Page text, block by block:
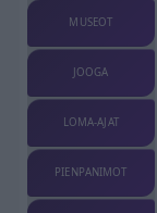
MUSEOT
JOOGA
LOMA-AJAT
PIENPANIMOT